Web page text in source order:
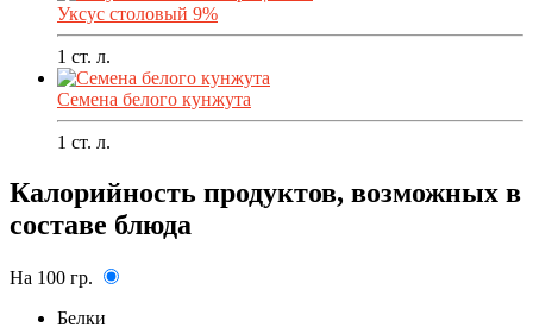
Уксус столовый 9%
1 ст. л.
Семена белого кунжута
1 ст. л.
Калорийность продуктов, возможных в
составе блюда
На 100 гр.
Белки